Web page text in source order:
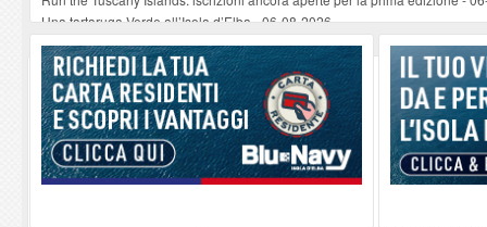
Una tartaruga Verde all’Isola d’Elba-06-08-2026
Furgone in fiamme a Capoliveri, illeso il conducente-06-08-2026
Campo: chiusura della biblioteca comunale in occasione del Santo Patrono
A Carpani si apre la Festa di Liberazione: il programma della prima serata-